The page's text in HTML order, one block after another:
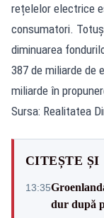
rețelelor electrice
consumatori.
diminuarea
387 de miliarde de
miliarde în
Sursa: Realitatea
CITEȘTE ȘI
13:35
dur după